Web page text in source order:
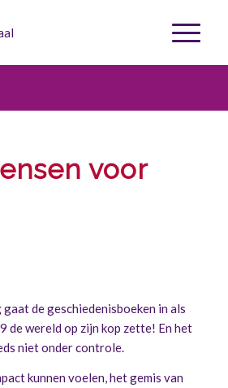
voor
de geschiedenisboeken in als
de wereld op zijn kop zette! En het
niet onder controle.
kunnen voelen, het gemis van